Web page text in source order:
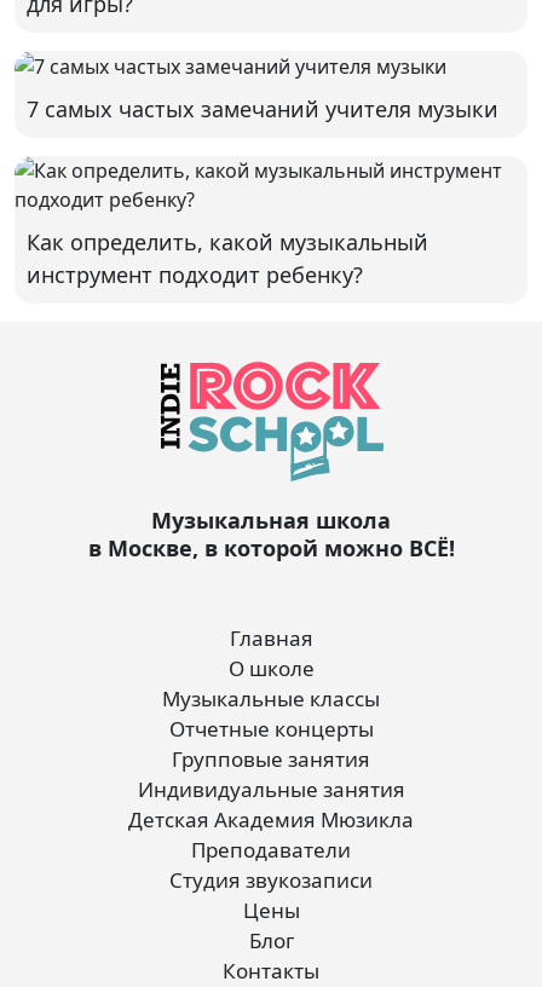
7 самых частых замечаний учителя музыки
Как определить, какой музыкальный
инструмент подходит ребенку?
Музыкальная школа
в Москве, в которой можно ВСЁ!
Главная
О школе
Музыкальные классы
Отчетные концерты
Групповые занятия
Индивидуальные занятия
Детская Академия Мюзикла
Преподаватели
Студия звукозаписи
Цены
Блог
Контакты